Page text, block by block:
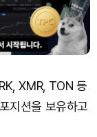
XMR, TON 등
지션을 보유하고